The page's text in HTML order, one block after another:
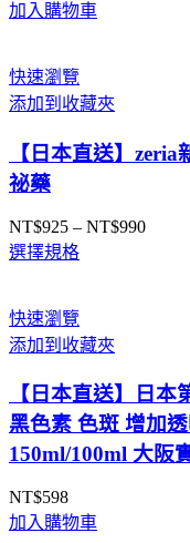
加入購物車
快速瀏覽
添加到收藏夾
【日本直送】
祕藥
NT$925 – NT$990價
選擇規格
快速瀏覽
添加到收藏夾
【日本直送】日
黑色素 色斑 增加
150ml/100ml 大阪
NT$598
加入購物車